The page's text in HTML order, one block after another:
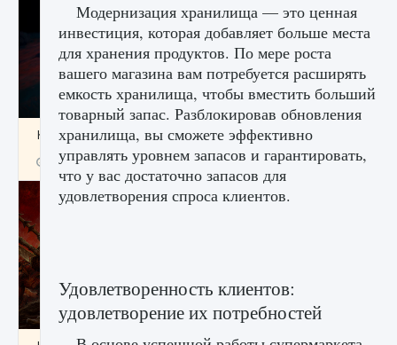
Как создавать предметы в Creatures of Ava
9 августа 2024 1 266 0 0
Модернизация хранилища — это ценная
инвестиция, которая добавляет больше места
для хранения продуктов. По мере роста
вашего магазина вам потребуется расширять
емкость хранилища, чтобы вместить больший
товарный запас. Разблокировав обновления
хранилища, вы сможете эффективно
управлять уровнем запасов и гарантировать,
что у вас достаточно запасов для
удовлетворения спроса клиентов.
Удовлетворенность клиентов:
удовлетворение их потребностей